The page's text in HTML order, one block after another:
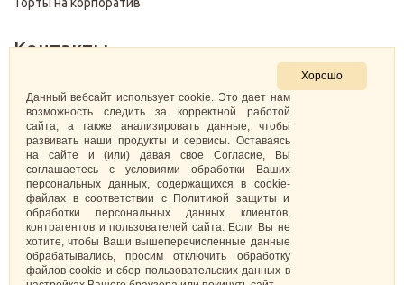
Контакты
+7 (499) 322-28-29
pirojenka.rf@gmail.com
Москва, Павелецкая набережная 10к1
ИНН: 773575794220
Самозанятая Кретова Анастасия Юрьевна
Хорошо
Данный вебсайт использует cookie. Это дает нам
возможность следить за корректной работой
сайта, а также анализировать данные, чтобы
развивать наши продукты и сервисы. Оставаясь
на сайте и (или) давая свое Согласие, Вы
соглашаетесь с условиями обработки Ваших
персональных данных, содержащихся в cookie-
файлах в соответствии с Политикой защиты и
обработки персональных данных клиентов,
контрагентов и пользователей сайта. Если Вы не
хотите, чтобы Ваши вышеперечисленные данные
обрабатывались, просим отключить обработку
файлов cookie и сбор пользовательских данных в